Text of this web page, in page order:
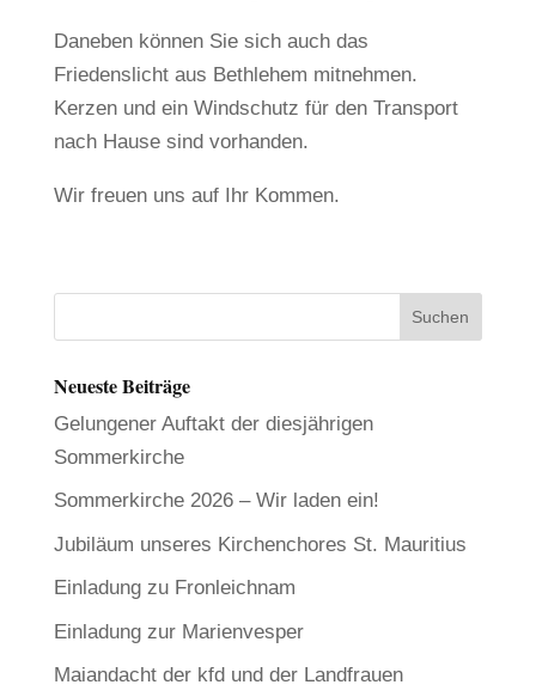
Daneben können Sie sich auch das
Friedenslicht aus Bethlehem mitnehmen.
Kerzen und ein Windschutz für den Transport
nach Hause sind vorhanden.
Wir freuen uns auf Ihr Kommen.
Neueste Beiträge
Gelungener Auftakt der diesjährigen
Sommerkirche
Sommerkirche 2026 – Wir laden ein!
Jubiläum unseres Kirchenchores St. Mauritius
Einladung zu Fronleichnam
Einladung zur Marienvesper
Maiandacht der kfd und der Landfrauen